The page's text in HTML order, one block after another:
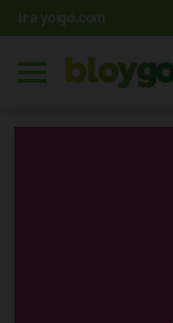
Ir a yoigo.com